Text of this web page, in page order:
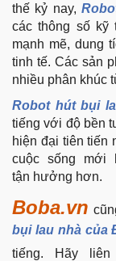
Thiết
âm
thanh
Phụ
Kiện
Công
Nghệ
Tivi
thế kỷ nay,
các thông số kỹ
mạnh mẽ, dung
tinh tế. Các sản
nhiều phân khúc
Robot hút bụi
tiếng với độ bền
hiện đại tiên tiến
cuộc sống mới
tận hưởng hơn.
Boba.vn
bụi lau nhà của
tiếng. Hãy